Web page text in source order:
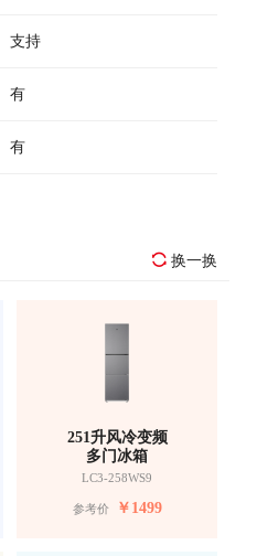
支持
有
有
换一换
251升风冷变频
多门冰箱
LC3-258WS9
参考价 ￥1499